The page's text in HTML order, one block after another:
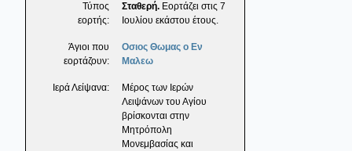
Τύπος
εορτής:
Σταθερή. Εορτάζει στις 7
Ιουλίου εκάστου έτους.
Άγιοι που
εορτάζουν:
Οσιος Θωμας ο Εν
Μαλεω
Ιερά Λείψανα:
Μέρος των Ιερών
Λειψάνων του Αγίου
βρίσκονται στην
Μητρόπολη
Μονεμβασίας και